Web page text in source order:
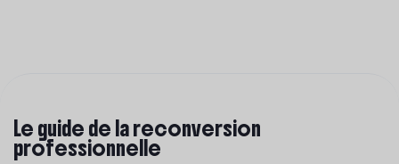
Le guide de la reconversion
professionnelle